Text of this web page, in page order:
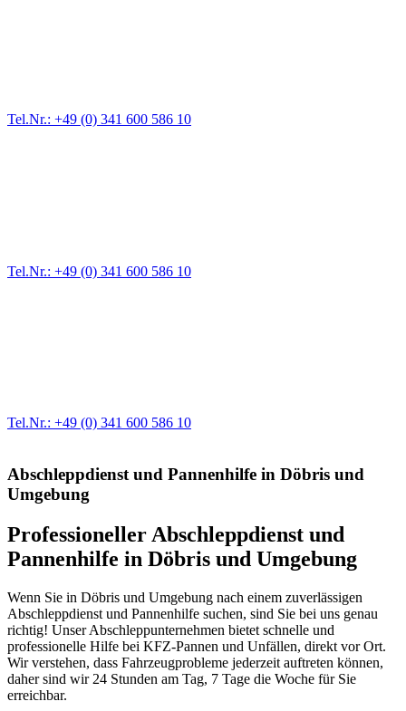
Tel.Nr.: +49 (0) 341 600 586 10
Tel.Nr.: +49 (0) 341 600 586 10
Tel.Nr.: +49 (0) 341 600 586 10
Abschleppdienst und Pannenhilfe in Döbris und
Umgebung
Professioneller Abschleppdienst und
Pannenhilfe in Döbris und Umgebung
Wenn Sie in Döbris und Umgebung nach einem zuverlässigen
Abschleppdienst und Pannenhilfe suchen, sind Sie bei uns genau
richtig! Unser Abschleppunternehmen bietet schnelle und
professionelle Hilfe bei KFZ-Pannen und Unfällen, direkt vor Ort.
Wir verstehen, dass Fahrzeugprobleme jederzeit auftreten können,
daher sind wir 24 Stunden am Tag, 7 Tage die Woche für Sie
erreichbar.